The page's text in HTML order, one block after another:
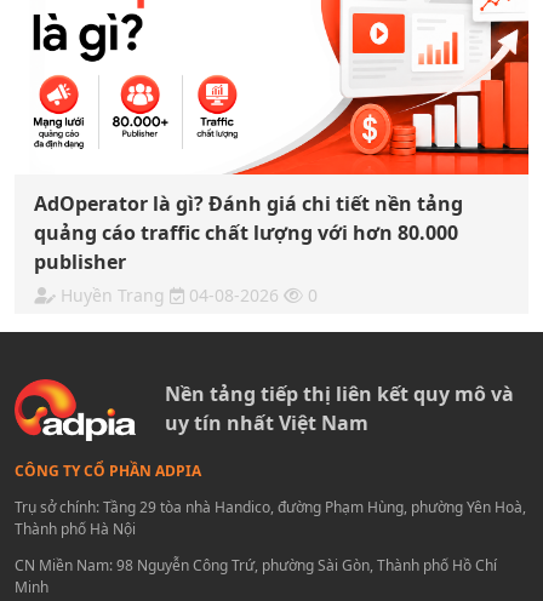
AdOperator là gì? Đánh giá chi tiết nền tảng
quảng cáo traffic chất lượng với hơn 80.000
publisher
Huyền Trang 04-08-2026 0
Nền tảng tiếp thị liên kết quy mô và
uy tín nhất Việt Nam
CÔNG TY CỔ PHẦN ADPIA
Trụ sở chính: Tầng 29 tòa nhà Handico, đường Phạm Hùng, phường Yên Hoà,
Thành phố Hà Nội
CN Miền Nam: 98 Nguyễn Công Trứ, phường Sài Gòn, Thành phố Hồ Chí
Minh